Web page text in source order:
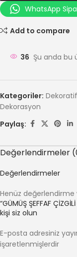
WhatsApp
Add to compare
36 Şu anda bu
Kategoriler:
Dekorasyon
Paylaş:
Değerlendirmeler
Değerlendirmeler
Henüz değerlendirme
“GÜMÜŞ ŞEFFAF
kişi siz olun
E-posta adresiniz
işaretlenmişlerdir